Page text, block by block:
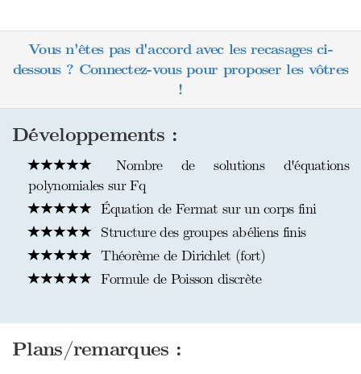
Vous n'êtes pas d'accord avec les recasages ci-
dessous ? Connectez-vous pour proposer les vôtres
!
Développements :
Nombre de solutions d'équations
polynomiales sur Fq
Équation de Fermat sur un corps fini
Structure des groupes abéliens finis
Théorème de Dirichlet (fort)
Formule de Poisson discrète
Plans/remarques :